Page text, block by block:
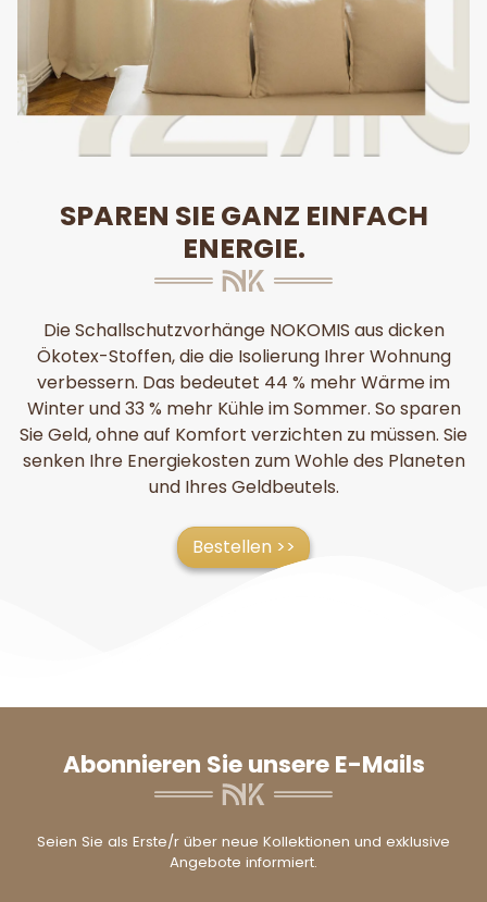
SPAREN SIE GANZ EINFACH
ENERGIE.
Die Schallschutzvorhänge NOKOMIS aus dicken
Ökotex-Stoffen, die die Isolierung Ihrer Wohnung
verbessern. Das bedeutet 44 % mehr Wärme im
Winter und 33 % mehr Kühle im Sommer. So sparen
Sie Geld, ohne auf Komfort verzichten zu müssen. Sie
senken Ihre Energiekosten zum Wohle des Planeten
und Ihres Geldbeutels.
Bestellen >>
Abonnieren Sie unsere E-Mails
Seien Sie als Erste/r über neue Kollektionen und exklusive
Angebote informiert.